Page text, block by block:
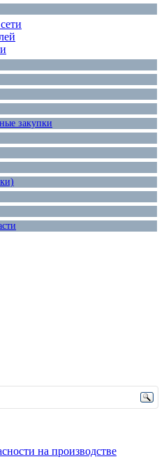
закупки
на производстве